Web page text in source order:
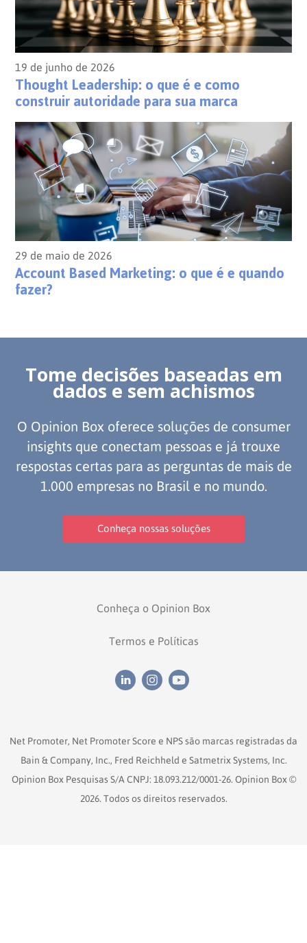
19 de junho de 2026
Thought Leadership: o que é e como
construir autoridade para sua marca
29 de maio de 2026
Account Based Marketing: o que é e quando
fazer?
Tome decisões baseadas em
dados e sem achismos
O Opinion Box oferece soluções de consumer
insights que conectam pessoas e já trouxe
respostas certas para as perguntas de mais de
1.000 empresas no Brasil e no mundo.
Conheça nossas soluções
Conheça o Opinion Box
Termos e Políticas
Net Promoter, Net Promoter Score e NPS são marcas registradas da
Bain & Company, Inc., Fred Reichheld e Satmetrix Systems, Inc.
Opinion Box Pesquisas S/A CNPJ: 18.093.212/0001-26. Opinion Box ©
2026. Todos os direitos reservados.